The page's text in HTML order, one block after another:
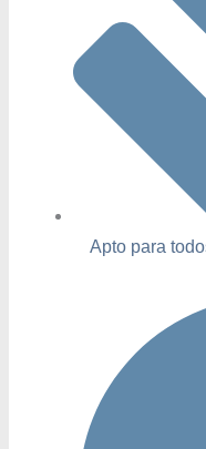
Apto para